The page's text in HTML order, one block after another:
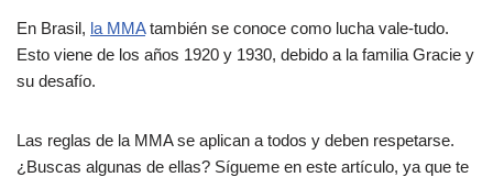
En Brasil, la MMAtambién se conoce como lucha vale-tudo.
Esto viene de los años 1920 y 1930, debido a la familia Gracie y
su desafío.
Las reglas de la MMA se aplican a todos y deben respetarse.
¿Buscas algunas de ellas? Sígueme en este artículo, ya que te